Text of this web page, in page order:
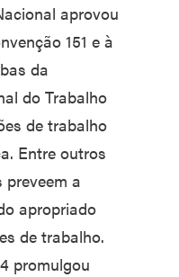
aprovou
151 e à
da
do Trabalho
de trabalho
Entre outros
a
apropriado
de trabalho.
promulgou